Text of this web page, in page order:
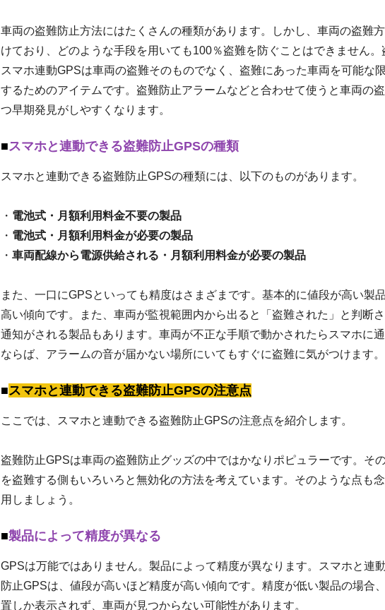
車両の盗難防止方法にはたくさんの種類があります。しかし、車両の盗難
けており、どのような手段を用いても100％盗難を防ぐことはできません。
スマホ連動GPSは車両の盗難そのものでなく、盗難にあった車両を可能な
するためのアイテムです。盗難防止アラームなどと合わせて使うと車両の
つ早期発見がしやすくなります。
スマホと連動できる盗難防止GPSの種類
スマホと連動できる盗難防止GPSの種類には、以下のものがあります。
・ 電池式・月額利用料金不要の製品
・ 電池式・月額利用料金が必要の製品
・ 車両配線から電源供給される・月額利用料金が必要の製品
また、一口にGPSといっても精度はさまざまです。基本的に値段が高い製
高い傾向です。また、車両が監視範囲内から出ると「盗難された」と判断
通知がされる製品もあります。車両が不正な手順で動かされたらスマホに
ならば、アラームの音が届かない場所にいてもすぐに盗難に気がつけます。
スマホと連動できる盗難防止GPSの注意点
ここでは、スマホと連動できる盗難防止GPSの注意点を紹介します。
盗難防止GPSは車両の盗難防止グッズの中ではかなりポピュラーです。そ
を盗難する側もいろいろと無効化の方法を考えています。そのような点も
用しましょう。
製品によって精度が異なる
GPSは万能ではありません。製品によって精度が異なります。スマホと連
防止GPSは、値段が高いほど精度が高い傾向です。精度が低い製品の場合
置しか表示されず、車両が見つからない可能性があります。